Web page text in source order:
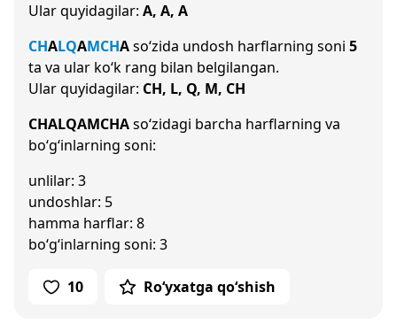
Ular quyidagilar: A, A, A
CHALQAMCHAso‘zida undosh harflarning soni 5
ta va ular ko‘k rang bilan belgilangan.
Ular quyidagilar: CH, L, Q, M, CH
CHALQAMCHAso‘zidagi barcha harflarning va
bo‘g‘inlarning soni:
unlilar: 3
undoshlar: 5
hamma harflar: 8
bo‘g‘inlarning soni: 3
10 Ro‘yxatga qo‘shish